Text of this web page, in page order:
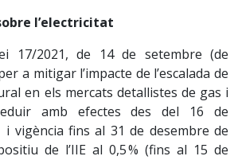
l’electricitat
17/2021, de 14 de setembre (de
a mitigar l’impacte de l’escalada de
en els mercats detallistes de gas i
amb efectes des del 16 de
i vigència fins al 31 de desembre de
de l’IIE al 0,5 % (fins al 15 de